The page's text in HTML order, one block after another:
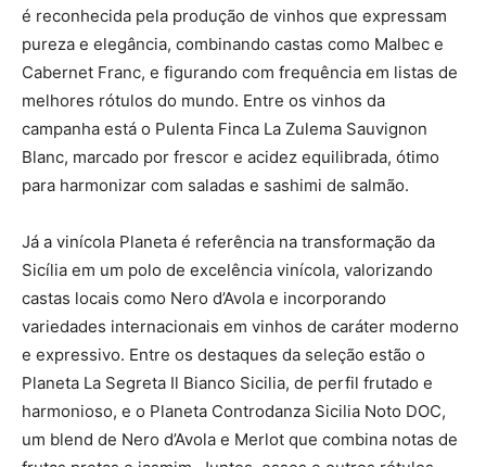
é reconhecida pela produção de vinhos que expressam
pureza e elegância, combinando castas como Malbec e
Cabernet Franc, e figurando com frequência em listas de
melhores rótulos do mundo. Entre os vinhos da
campanha está o Pulenta Finca La Zulema Sauvignon
Blanc, marcado por frescor e acidez equilibrada, ótimo
para harmonizar com saladas e sashimi de salmão.
Já a vinícola Planeta é referência na transformação da
Sicília em um polo de excelência vinícola, valorizando
castas locais como Nero d’Avola e incorporando
variedades internacionais em vinhos de caráter moderno
e expressivo. Entre os destaques da seleção estão o
Planeta La Segreta Il Bianco Sicilia, de perfil frutado e
harmonioso, e o Planeta Controdanza Sicilia Noto DOC,
um blend de Nero d’Avola e Merlot que combina notas de